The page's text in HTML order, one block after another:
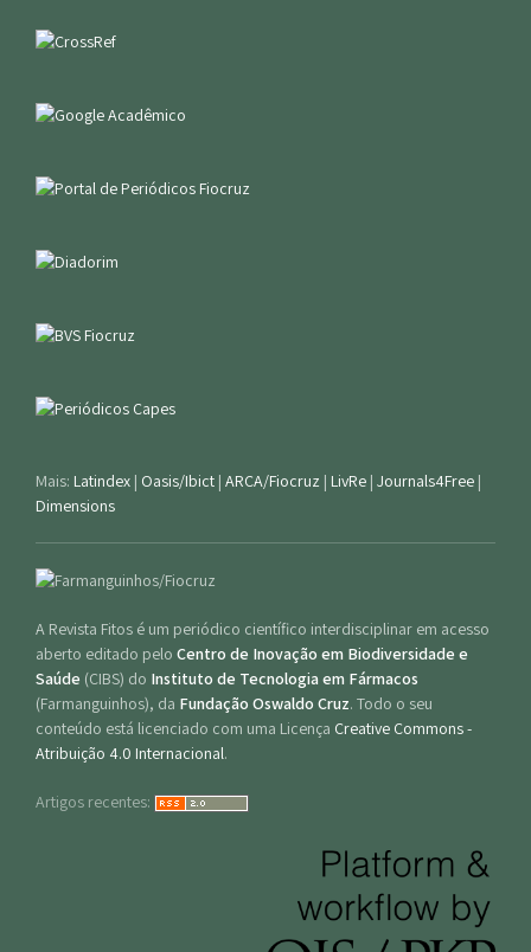
Mais: Latindex | Oasis/Ibict | ARCA/Fiocruz | LivRe | Journals4Free |
Dimensions
A Revista Fitos é um periódico científico interdisciplinar em acesso
aberto editado pelo Centro de Inovação em Biodiversidade e
Saúde (CIBS) do Instituto de Tecnologia em Fármacos
(Farmanguinhos), da Fundação Oswaldo Cruz. Todo o seu
conteúdo está licenciado com uma Licença Creative Commons -
Atribuição 4.0 Internacional.
Artigos recentes: